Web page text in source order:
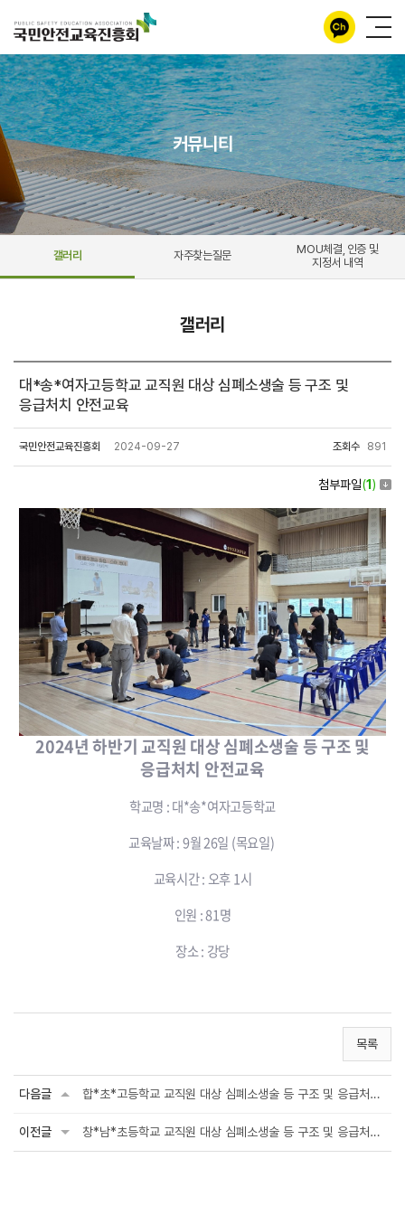
커뮤니티
갤러리 자주찾는질문
MOU체결, 인증 및
지정서 내역
갤러리
대*송*여자고등학교 교직원 대상 심폐소생술 등 구조 및
응급처치 안전교육
국민안전교육진흥회 2024-09-27 조회수 891
첨부파일(1 )
2024년 하반기 교직원 대상 심폐소생술 등 구조 및
응급처치 안전교육
학교명 : 대*송*여자고등학교
교육날짜 : 9월 26일 (목요일)
교육시간 : 오후 1시
인원 : 81명
장소 : 강당
목록
다음글 합*초*고등학교 교직원 대상 심폐소생술 등 구조 및 응급처치 안전교육
이전글 창*남*초등학교 교직원 대상 심폐소생술 등 구조 및 응급처치 안전교육